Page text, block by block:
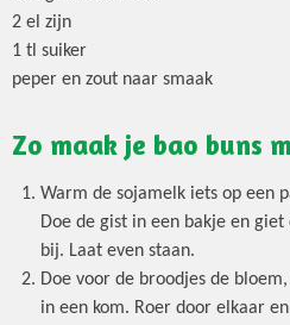
2 el zijn
1 tl suiker
peper en zout naar smaak
Zo maak je bao buns
Warm de sojamelk iets op een
Doe de gist in een bakje en
bij. Laat even staan.
Doe voor de broodjes de
in een kom. Roer door elkaar